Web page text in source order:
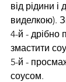
від рідини і
виделкою).
4-й - дрібно
змастити
5-й -
соусом.